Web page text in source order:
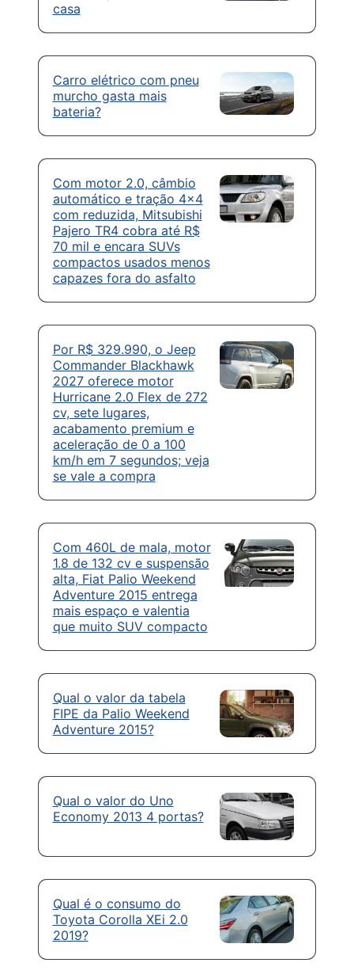
casa
Carro elétrico com pneu
murcho gasta mais
bateria?
Com motor 2.0, câmbio
automático e tração 4×4
com reduzida, Mitsubishi
Pajero TR4 cobra até R$
70 mil e encara SUVs
compactos usados menos
capazes fora do asfalto
Por R$ 329.990, o Jeep
Commander Blackhawk
2027 oferece motor
Hurricane 2.0 Flex de 272
cv, sete lugares,
acabamento premium e
aceleração de 0 a 100
km/h em 7 segundos; veja
se vale a compra
Com 460L de mala, motor
1.8 de 132 cv e suspensão
alta, Fiat Palio Weekend
Adventure 2015 entrega
mais espaço e valentia
que muito SUV compacto
Qual o valor da tabela
FIPE da Palio Weekend
Adventure 2015?
Qual o valor do Uno
Economy 2013 4 portas?
Qual é o consumo do
Toyota Corolla XEi 2.0
2019?